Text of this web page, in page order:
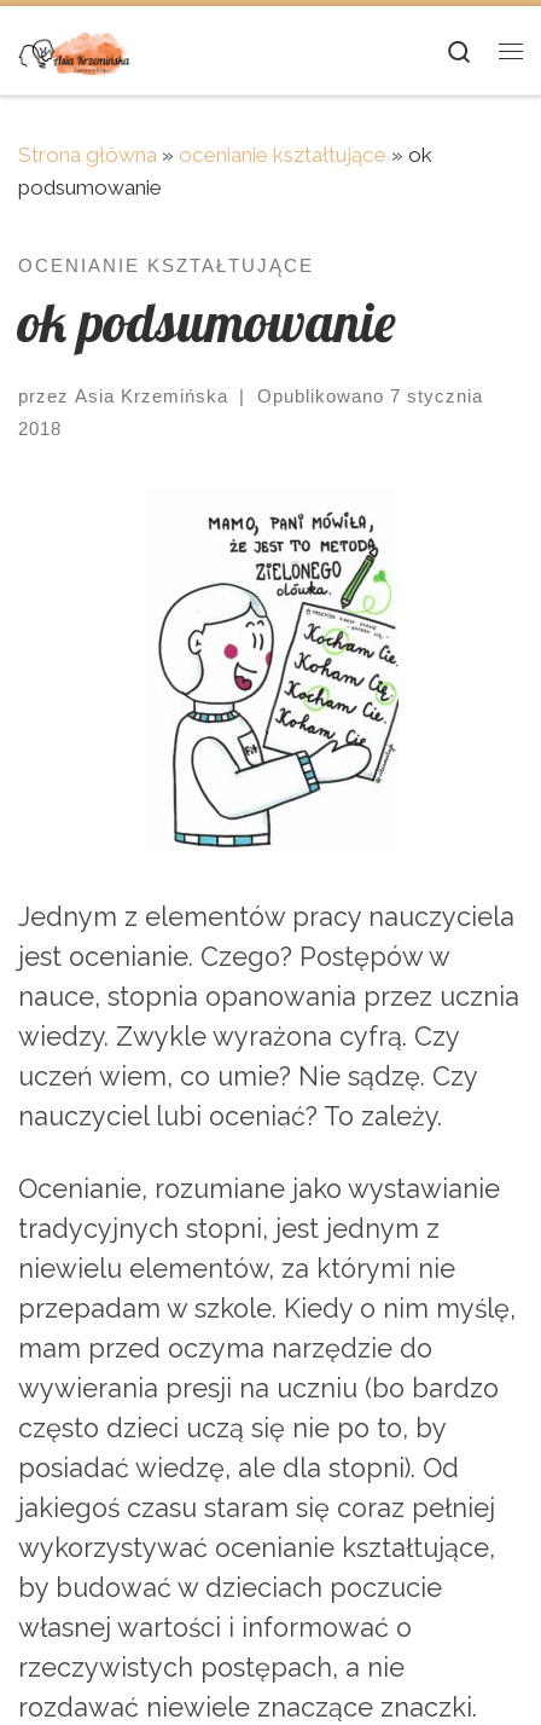
Skip to content
Strona główna » ocenianie kształtujące » ok
podsumowanie
OCENIANIE KSZTAŁTUJĄCE
ok podsumowanie
przez Asia Krzemińska | Opublikowano 7 stycznia
2018
Jednym z elementów pracy nauczyciela
jest ocenianie. Czego? Postępów w
nauce, stopnia opanowania przez ucznia
wiedzy. Zwykle wyrażona cyfrą. Czy
uczeń wiem, co umie? Nie sądzę. Czy
nauczyciel lubi oceniać? To zależy.
Ocenianie, rozumiane jako wystawianie
tradycyjnych stopni, jest jednym z
niewielu elementów, za którymi nie
przepadam w szkole. Kiedy o nim myślę,
mam przed oczyma narzędzie do
wywierania presji na uczniu (bo bardzo
często dzieci uczą się nie po to, by
posiadać wiedzę, ale dla stopni). Od
jakiegoś czasu staram się coraz pełniej
wykorzystywać ocenianie kształtujące,
by budować w dzieciach poczucie
własnej wartości i informować o
rzeczywistych postępach, a nie
rozdawać niewiele znaczące znaczki.